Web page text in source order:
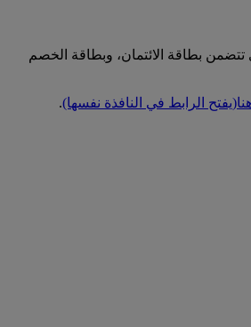
بطاقة الائتمان، وبطاقة الخصم
(يفتح الرابط في النافذة نفسها).